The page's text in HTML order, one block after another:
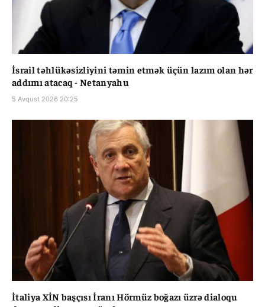
İsrail təhlükəsizliyini təmin etmək üçün lazım olan hər
addımı atacaq - Netanyahu
5 Avqust 2026 20:25
İtaliya XİN başçısı İranı Hörmüz boğazı üzrə dialoqu